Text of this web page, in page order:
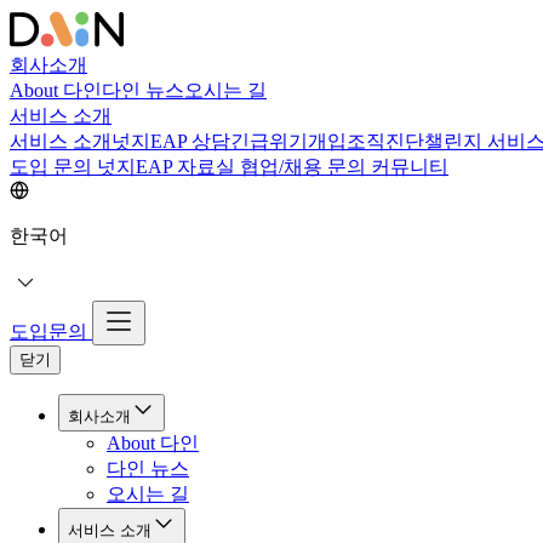
회사소개
About 다인다인 뉴스오시는 길
서비스 소개
서비스 소개 넛지EAP 상담긴급위기개입조직진단챌린지 서비스
도입 문의 넛지EAP 자료실 협업/채용 문의 커뮤니티
한국어
도입문의
닫기
회사소개
About 다인
다인 뉴스
오시는 길
서비스 소개